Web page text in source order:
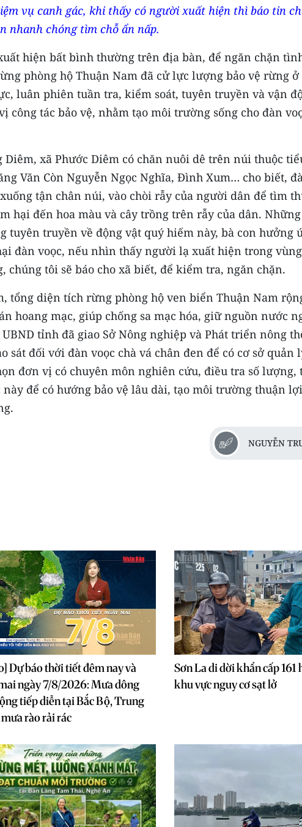
vụ canh gác, khi thấy có người xuất hiện thì báo tin
nhanh chóng tìm chỗ ẩn nấp.
hiện bất bình thường trên địa bàn, để ngăn chặn
phòng hộ Thuận Nam đã cử lực lượng bảo vệ rừng
luân phiên tuần tra, kiểm soát, tuyên truyền và vận
tác bảo vệ, nhằm tạo môi trường sống cho đàn
xã Phước Diêm có chăn nuôi dê trên núi thuộc
Văn Còn Nguyễn Ngọc Nghĩa, Đình Xum… cho biết,
tận chân núi, vào chòi rẫy của người dân để tìm
hại đến hoa màu và cây trồng trên rẫy của dân. Những
tuyên truyền về động vật quý hiếm này, bà con hưởng
đàn voọc, nếu nhìn thấy người lạ xuất hiện trong
tôi sẽ báo cho xã biết, để kiểm tra, ngăn chặn.
tổng diện tích rừng phòng hộ ven biển Thuận Nam
hoang mạc, giúp chống sa mạc hóa, giữ nguồn nước
tỉnh đã giao Sở Nông nghiệp và Phát triển nông
sát đối với đàn voọc chà vá chân đen để có cơ sở quản
đơn vị có chuyên môn nghiên cứu, điều tra số lượng,
để có hướng bảo vệ lâu dài, tạo môi trường thuận
NGUYỄN
Dự báo thời tiết đêm nay và
ngày 7/8/2026: Mưa dông
tiếp diễn tại Bắc Bộ, Trung
rào rải rác
Sơn La di dời khẩn cấp 161
khu vực nguy cơ sạt lở